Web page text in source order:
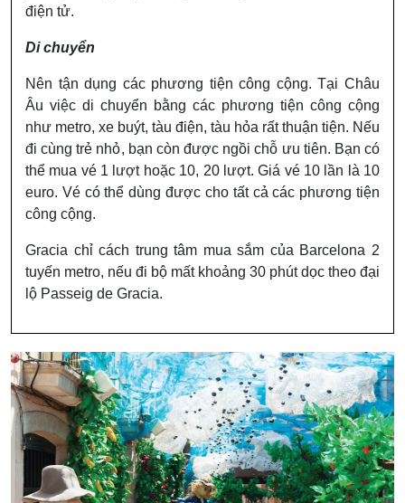
điện tử.
Di chuyển
Nên tận dụng các phương tiện công cộng. Tại Châu
Âu việc di chuyển bằng các phương tiện công cộng
như metro, xe buýt, tàu điện, tàu hỏa rất thuận tiện. Nếu
đi cùng trẻ nhỏ, bạn còn được ngồi chỗ ưu tiên. Bạn có
thể mua vé 1 lượt hoặc 10, 20 lượt. Giá vé 10 lần là 10
euro. Vé có thể dùng được cho tất cả các phương tiện
công cộng.
Gracia chỉ cách trung tâm mua sắm của Barcelona 2
tuyến metro, nếu đi bộ mất khoảng 30 phút dọc theo đại
lộ Passeig de Gracia.